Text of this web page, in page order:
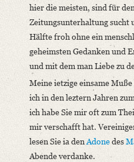
Bibliography: Fiebiger,
Incipit: „[1] Hannover
Sie koennen gewiß,
Manuscript
Provider: Dresden,
OAI Id: DE-611-38970
Classification Number:
Number of Pages: 4
Format: 23,3 x 19,1 cm
Language
hier die meisten, sind für
Zeitungsunterhaltung sucht
Hälfte froh ohne ein
geheimsten Gedanken und
und mit dem man Liebe zu
Meine ietzige einsame
ich in den leztern Jahren
ich habe Sie mir oft zum
mir verschafft hat.
lesen Sie ia denAdonedes
Abende verdanke.